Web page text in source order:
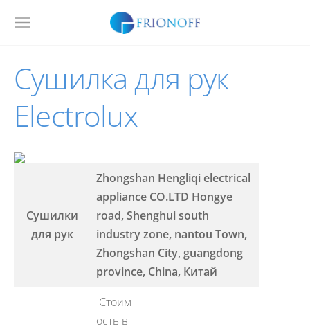
Сушилка для рук
Electrolux
Сушилки
для рук
Zhongshan Hengliqi electrical
appliance CO.LTD Hongye
road, Shenghui south
industry zone, nantou Town,
Zhongshan City, guangdong
province, China, Китай
Стоим
ость в